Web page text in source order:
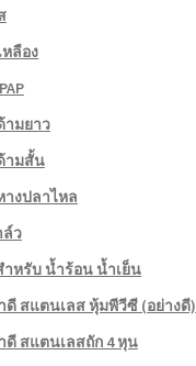
หลือง
ามยาว
ามสั้น
างปลาไหล
ล์ว
หรับ น้ำร้อน น้ำเย็น
ดี สแตนเลส หุ้มพีวีซี (อย่างดี)
ดี สแตนเลสถัก 4 หุน